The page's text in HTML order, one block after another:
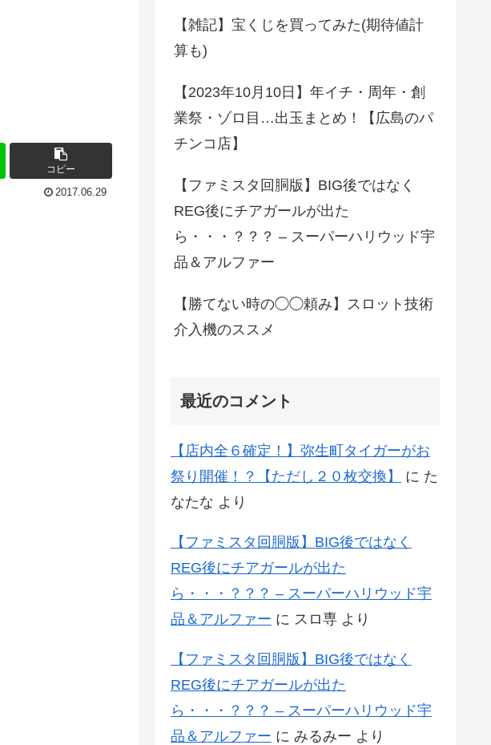
コピー
2017.06.29
【雑記】宝くじを買ってみた(期待値計
算も)
【2023年10月10日】年イチ・周年・創
業祭・ゾロ目…出玉まとめ！【広島のパ
チンコ店】
【ファミスタ回胴版】BIG後ではなく
REG後にチアガールが出た
ら・・・？？？ – スーパーハリウッド宇
品＆アルファー
【勝てない時の◯◯頼み】スロット技術
介入機のススメ
最近のコメント
【店内全６確定！】弥生町タイガーがお
祭り開催！？【ただし２０枚交換】
に た
なたな より
【ファミスタ回胴版】BIG後ではなく
REG後にチアガールが出た
ら・・・？？？ – スーパーハリウッド宇
品＆アルファー に スロ専 より
【ファミスタ回胴版】BIG後ではなく
REG後にチアガールが出た
ら・・・？？？ – スーパーハリウッド宇
品＆アルファー に みるみー より